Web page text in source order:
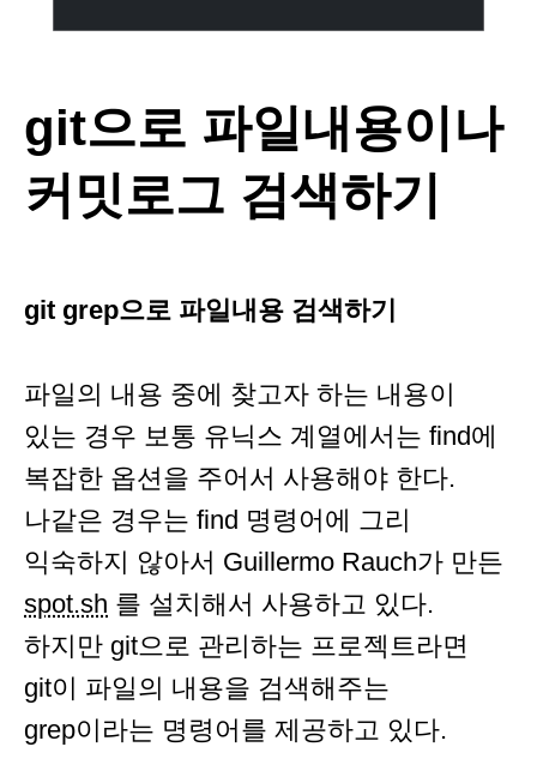
git으로 파일내용이나
커밋로그 검색하기
git grep으로 파일내용 검색하기
파일의 내용 중에 찾고자 하는 내용이
있는 경우 보통 유닉스 계열에서는 find에
복잡한 옵션을 주어서 사용해야 한다.
나같은 경우는 find 명령어에 그리
익숙하지 않아서 Guillermo Rauch가 만든
spot.sh 를 설치해서 사용하고 있다.
하지만 git으로 관리하는 프로젝트라면
git이 파일의 내용을 검색해주는
grep이라는 명령어를 제공하고 있다.